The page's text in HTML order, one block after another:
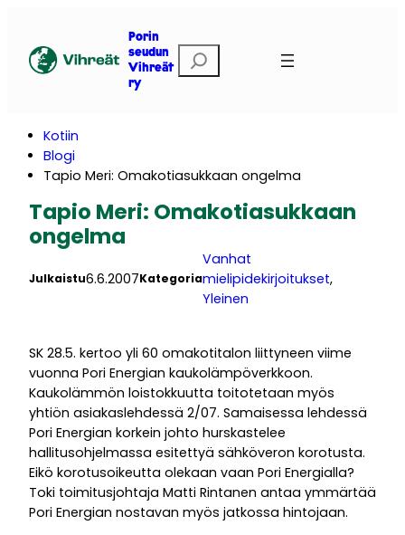
Porin
seudun
Vihreät
ry
t
Kotiin
Blogi
Tapio Meri: Omakotiasukkaan ongelma
Tapio Meri: Omakotiasukkaan
ongelma
Julkaistu6.6.2007Kategoria
Vanhat
mielipidekirjoitukset
Yleinen
SK 28.5. kertoo yli 60 omakotitalon liittyneen viime
vuonna Pori Energian kaukolämpöverkkoon.
Kaukolämmön loistokkuutta toitotetaan myös
yhtiön asiakaslehdessä 2/07. Samaisessa lehdessä
Pori Energian korkein johto hurskastelee
hallitusohjelmassa esitettyä sähköveron korotusta.
Eikö korotusoikeutta olekaan vaan Pori Energialla?
Toki toimitusjohtaja Matti Rintanen antaa ymmärtää
Pori Energian nostavan myös jatkossa hintojaan.